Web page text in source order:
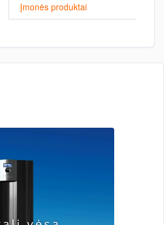
Įmonės produktai